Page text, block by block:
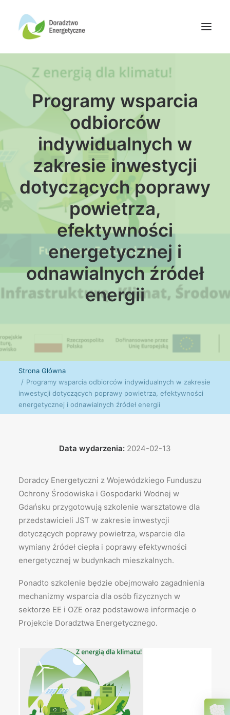
Oferta doradców
Aktualności
Wydarzenia
Oferta finansowania
Wiedza
Media
Kontakt
Wyszukiwanie
Programy wsparcia
odbiorców
indywidualnych w
zakresie inwestycji
dotyczących poprawy
powietrza,
efektywności
energetycznej i
odnawialnych źródeł
energii
Strona Główna
Programy wsparcia odbiorców indywidualnych w zakresie
inwestycji dotyczących poprawy powietrza, efektywności
energetycznej i odnawialnych źródeł energii
Data wydarzenia: 2024-02-13
Doradcy Energetyczni z Wojewódzkiego Funduszu
Ochrony Środowiska i Gospodarki Wodnej w
Gdańsku przygotowują szkolenie warsztatowe dla
przedstawicieli JST w zakresie inwestycji
dotyczących poprawy powietrza, wsparcie dla
wymiany źródeł ciepła i poprawy efektywności
energetycznej w budynkach mieszkalnych.
Ponadto szkolenie będzie obejmowało zagadnienia
mechanizmy wsparcia dla osób fizycznych w
sektorze EE i OZE oraz podstawowe informacje o
Projekcie Doradztwa Energetycznego.